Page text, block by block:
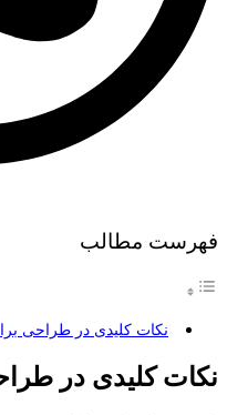
فهرست مطالب
نکات کلیدی در طراحی
نکات کلیدی در